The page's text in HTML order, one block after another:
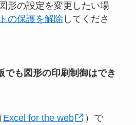
形の設定を変更したい場
の保護を解除 してくださ
でも図形の印刷制御はでき
Excel for the web
）で